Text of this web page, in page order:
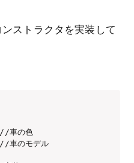
ストラクタを実装して
車の色
車のモデル